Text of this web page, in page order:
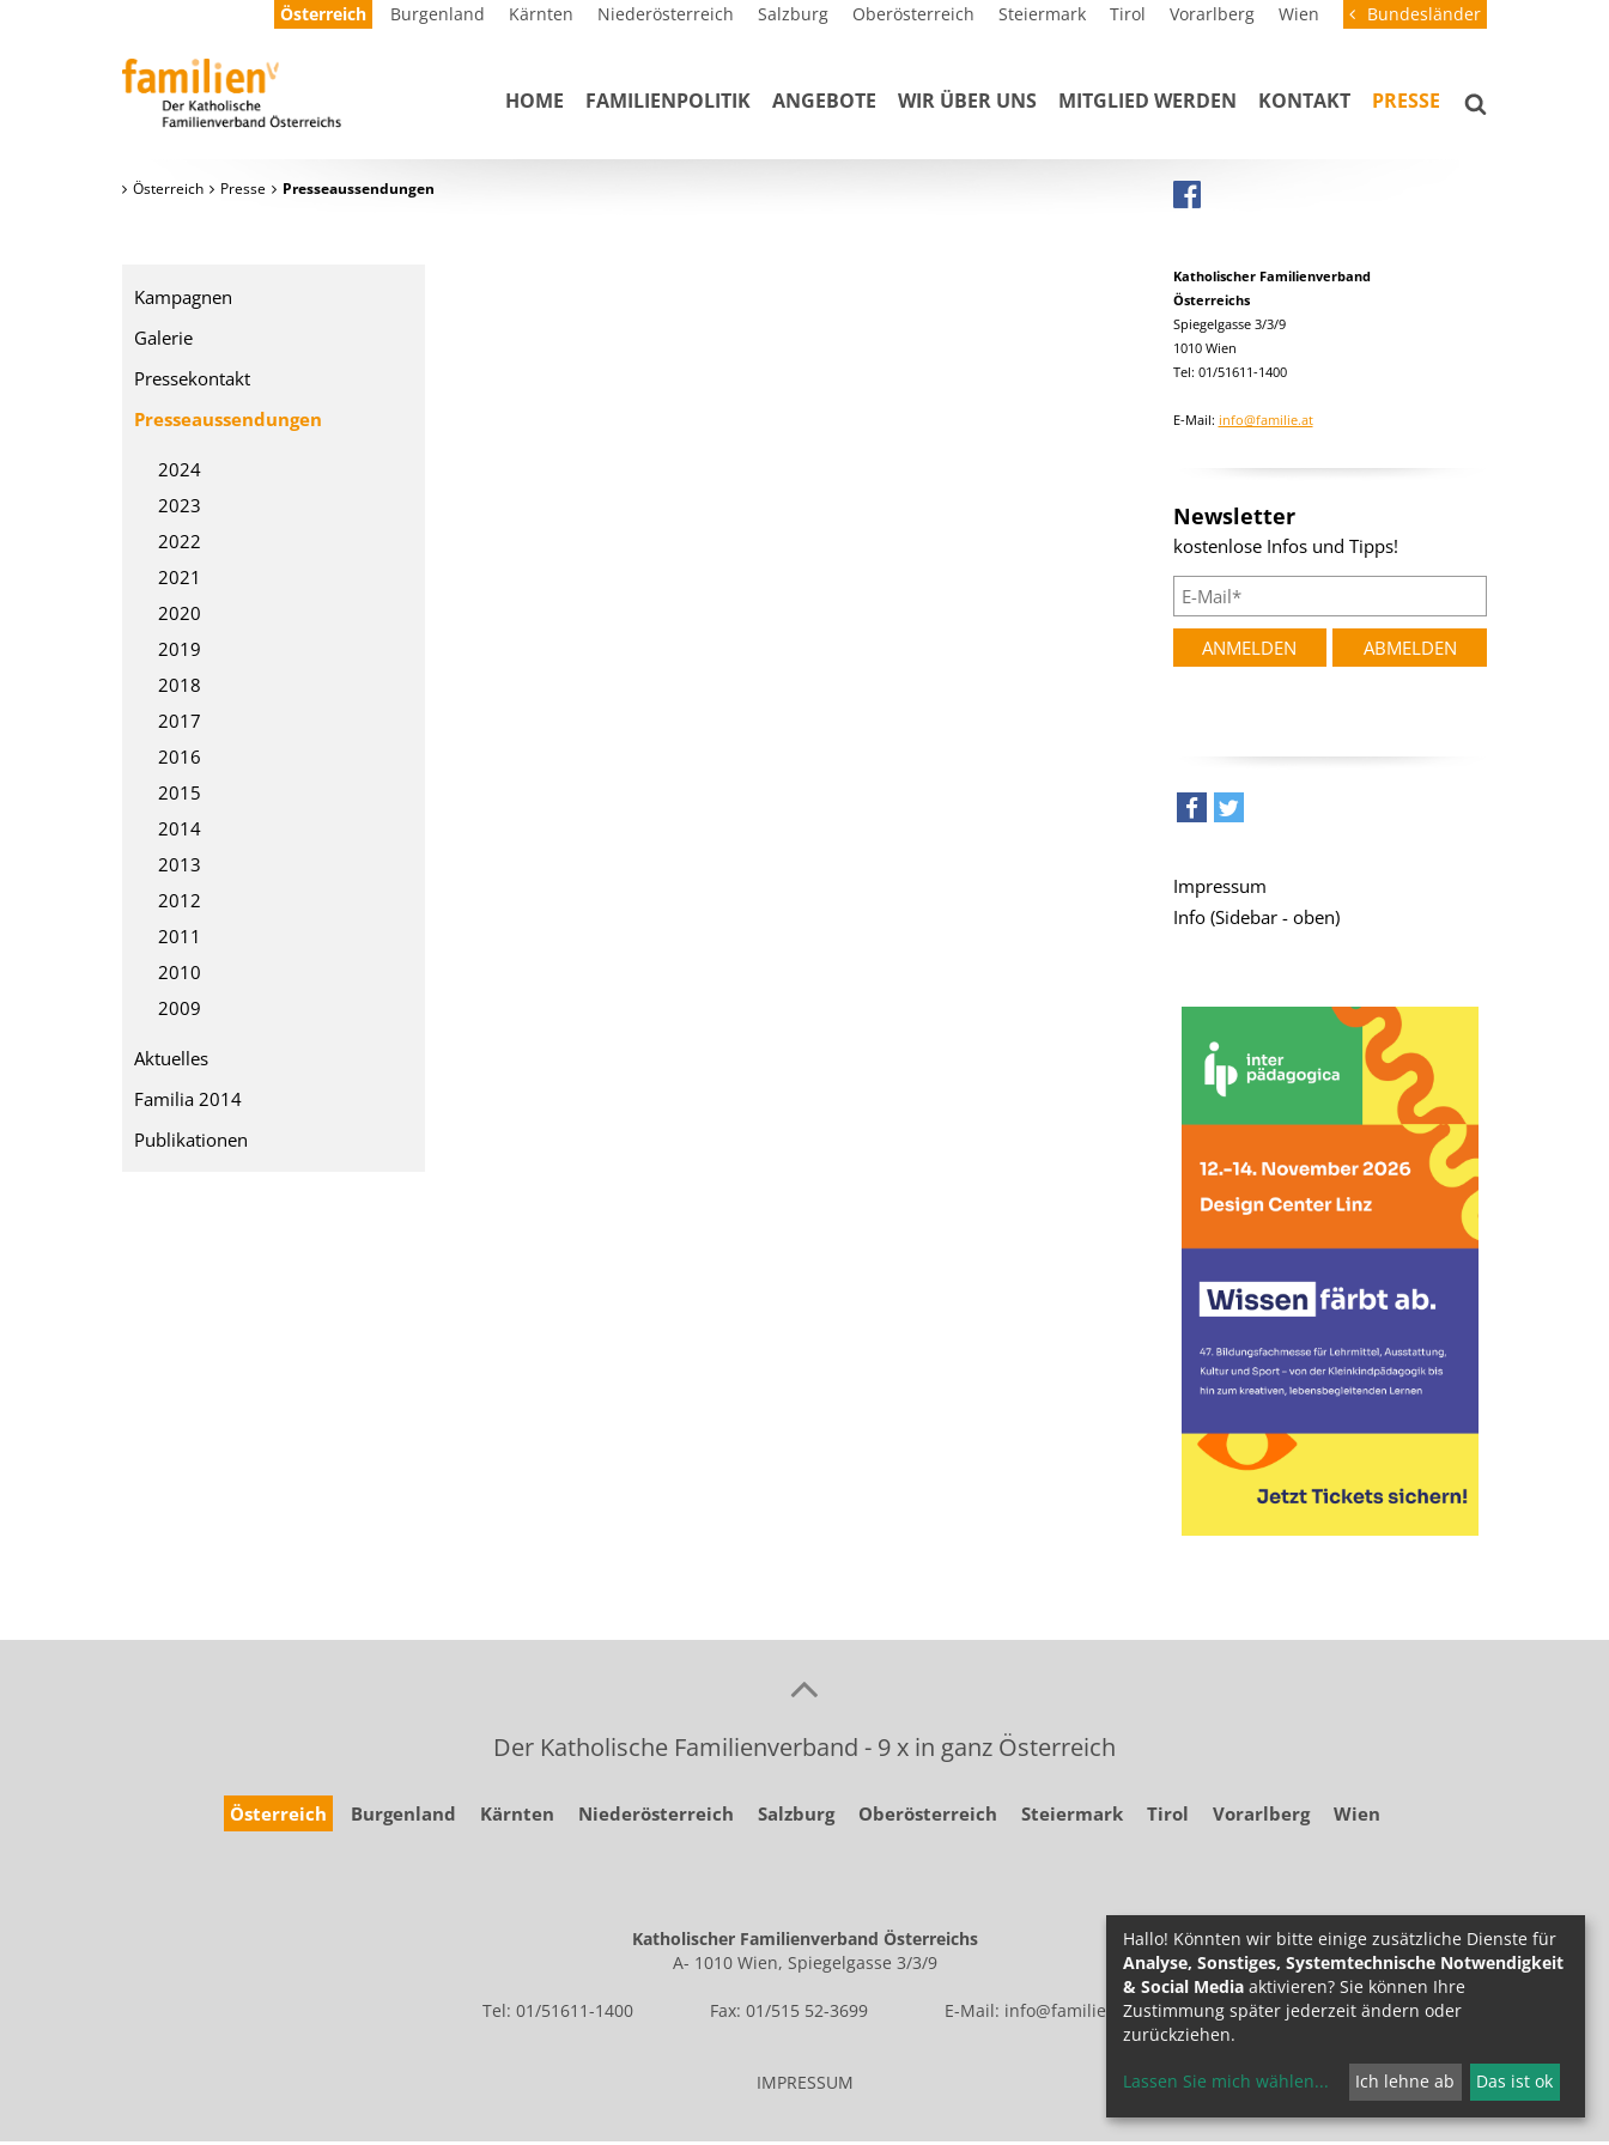
Österreich Burgenland Kärnten Niederösterreich Salzburg Oberösterreich Steiermark Tirol Vorarlberg Wien Bundesländer
HOME FAMILIENPOLITIK ANGEBOTE WIR ÜBER UNS MITGLIED WERDEN KONTAKT PRESSE
Österreich Presse Presseaussendungen
Kampagnen
Galerie
Pressekontakt
Presseaussendungen
2024
2023
2022
2021
2020
2019
2018
2017
2016
2015
2014
2013
2012
2011
2010
2009
Aktuelles
Familia 2014
Publikationen
Katholischer Familienverband
Österreichs
Spiegelgasse 3/3/9
1010 Wien
Tel: 01/51611-1400
E-Mail: info@familie.at
Newsletter
kostenlose Infos und Tipps!
Impressum
Info (Sidebar - oben)
Der Katholische Familienverband - 9 x in ganz Österreich
Österreich Burgenland Kärnten Niederösterreich Salzburg Oberösterreich Steiermark Tirol Vorarlberg Wien
Katholischer Familienverband Österreichs
A- 1010 Wien, Spiegelgasse 3/3/9
Tel: 01/51611-1400 Fax: 01/515 52-3699 E-Mail: info@familie.at
IMPRESSUM
Hallo! Könnten wir bitte einige zusätzliche Dienste für
Analyse, Sonstiges, Systemtechnische Notwendigkeit
& Social Media aktivieren? Sie können Ihre
Zustimmung später jederzeit ändern oder
zurückziehen.
Lassen Sie mich wählen... Ich lehne ab Das ist ok